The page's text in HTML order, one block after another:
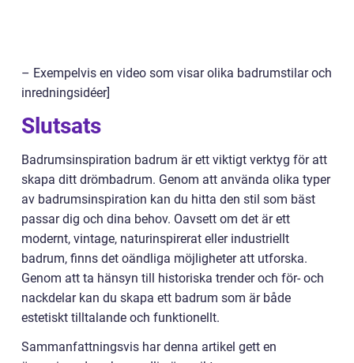
– Exempelvis en video som visar olika badrumstilar och
inredningsidéer]
Slutsats
Badrumsinspiration badrum är ett viktigt verktyg för att
skapa ditt drömbadrum. Genom att använda olika typer
av badrumsinspiration kan du hitta den stil som bäst
passar dig och dina behov. Oavsett om det är ett
modernt, vintage, naturinspirerat eller industriellt
badrum, finns det oändliga möjligheter att utforska.
Genom att ta hänsyn till historiska trender och för- och
nackdelar kan du skapa ett badrum som är både
estetiskt tilltalande och funktionellt.
Sammanfattningsvis har denna artikel gett en